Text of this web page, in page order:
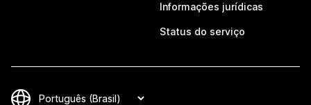
Informações jurídicas
Status do serviço